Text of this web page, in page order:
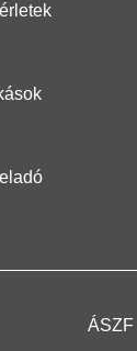
ÁSZF